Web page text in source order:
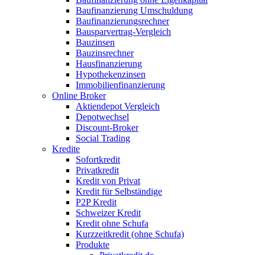
Baufinanzierung Umschuldung
Baufinanzierungsrechner
Bausparvertrag-Vergleich
Bauzinsen
Bauzinsrechner
Hausfinanzierung
Hypothekenzinsen
Immobilienfinanzierung
Online Broker
Aktiendepot Vergleich
Depotwechsel
Discount-Broker
Social Trading
Kredite
Sofortkredit
Privatkredit
Kredit von Privat
Kredit für Selbständige
P2P Kredit
Schweizer Kredit
Kredit ohne Schufa
Kurzzeitkredit (ohne Schufa)
Produkte